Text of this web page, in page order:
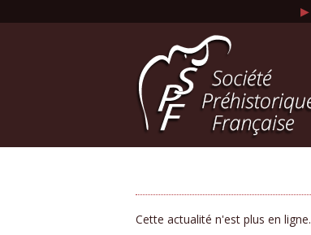
▶
Cette actualité n'est plus en ligne.